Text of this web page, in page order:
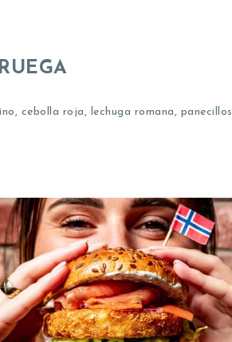
cebolla roja, lechuga romana, panecillos